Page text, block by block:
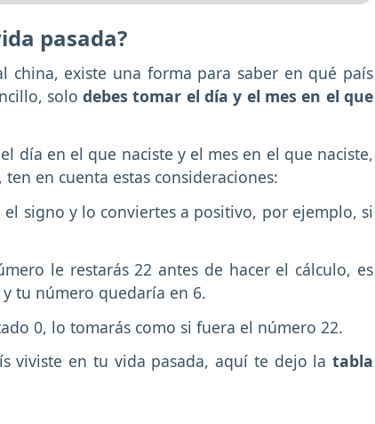
pasada?
china, existe una forma para saber en qué país
solo debes tomar el día y el mes en el que
día en el que naciste y el mes en el que naciste,
en cuenta estas consideraciones:
signo y lo conviertes a positivo, por ejemplo, si
le restarás 22 antes de hacer el cálculo, es
y tu número quedaría en 6.
0, lo tomarás como si fuera el número 22.
viviste en tu vida pasada, aquí te dejo la tabla